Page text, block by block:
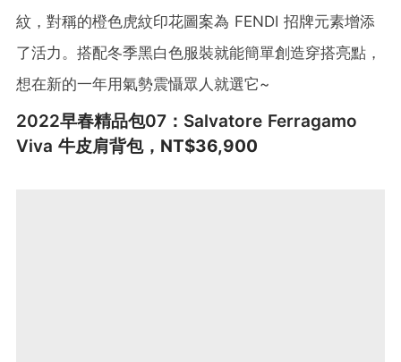
紋，對稱的橙色虎紋印花圖案為 FENDI 招牌元素增添
了活力。搭配冬季黑白色服裝就能簡單創造穿搭亮點，
想在新的一年用氣勢震懾眾人就選它~
2022早春精品包07：Salvatore Ferragamo
Viva 牛皮肩背包， NT$36,900